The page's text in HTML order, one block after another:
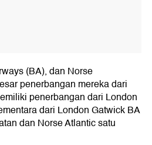
(BA), dan Norse
penerbangan mereka dari
penerbangan dari London
dari London Gatwick BA
dan Norse Atlantic satu